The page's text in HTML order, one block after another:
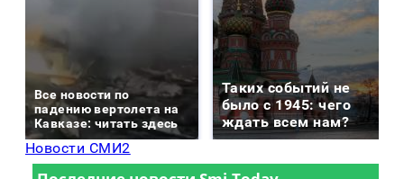
Все новости по
падению вертолета на
Кавказе: читать здесь
Таких событий не
было с 1945: чего
ждать всем нам?
Новости СМИ2